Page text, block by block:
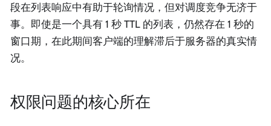
段在列表响应中有助于轮询情况，但对调度竞争无济于
事。即使是一个具有 1 秒 TTL 的列表，仍然存在 1 秒的
窗口期，在此期间客户端的理解滞后于服务器的真实情
况。
权限问题的核心所在